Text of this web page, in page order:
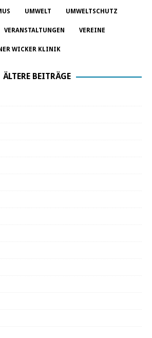
UMWELT UMWELTSCHUTZ
VERANSTALTUNGEN VEREINE
WICKER KLINIK
ÄLTERE BEITRÄGE